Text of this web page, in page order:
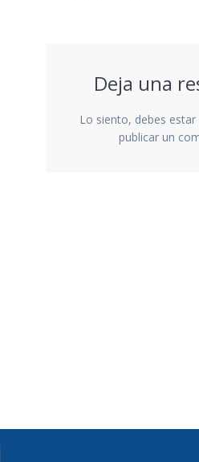
Deja una
Lo siento, debes estar
publicar un